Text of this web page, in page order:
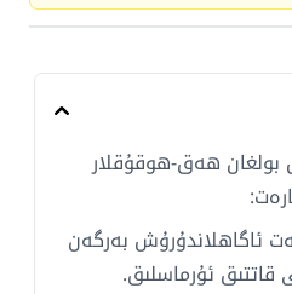
بولغان ھەق-ھوقۇقلار
ئاگاھلاندۇرۇش بەرگەن
قاتتىق ئۇرماسلىق.